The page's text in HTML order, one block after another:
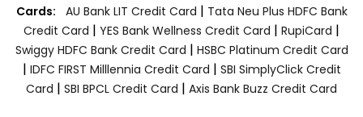
Cards: AU Bank LIT Credit Card | Tata Neu Plus HDFC Bank
Credit Card | YES Bank Wellness Credit Card | RupiCard |
Swiggy HDFC Bank Credit Card | HSBC Platinum Credit Card
| IDFC FIRST Milllennia Credit Card | SBI SimplyClick Credit
Card | SBI BPCL Credit Card | Axis Bank Buzz Credit Card